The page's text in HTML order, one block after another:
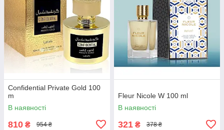
Confidential Private Gold 100
m
В наявності
810 ₴ 954 ₴
Fleur Nicole W 100 ml
В наявності
321 ₴ 378 ₴